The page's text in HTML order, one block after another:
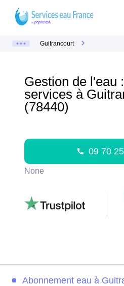
Guitrancourt
Gestion de l'eau
services à
(78440)
09 70
None
Abonnement eau à